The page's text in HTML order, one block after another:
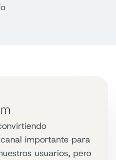
importante para
usuarios, pero